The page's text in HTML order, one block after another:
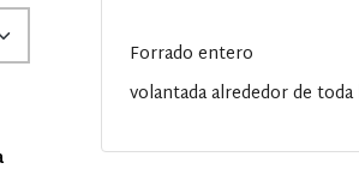
Forrado entero
volantada alrededor de